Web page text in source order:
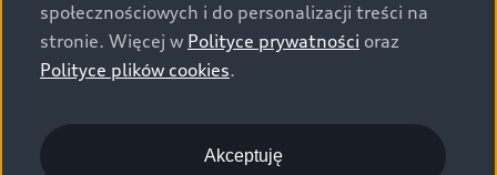
względem możliwości odzysku i recyklingu wymagania
określone w normie ISO 22628 i są zgodne z
europejskimi świadectwami homologacji wydanymi wg
o.o. podlega obowiązkowi zapewnienia wszystkim
użytkownikom samochodów marki Volkswagen sieci
społecznościowych i do personalizacji treści na
stronie. Więcej w Polityce prywatności oraz
Polityce plików cookies.
Akceptuję